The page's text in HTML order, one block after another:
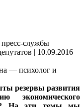
службы
| 10.09.2016
резервы развития
экономического